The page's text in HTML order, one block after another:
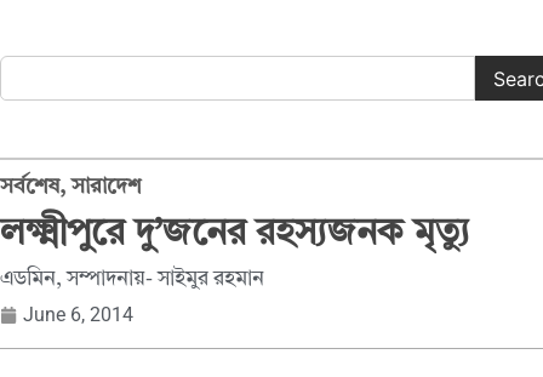
সর্বশেষ,সারাদেশ
লক্ষ্মীপুরে দু’জনের রহস্যজনক মৃত্যু
এডমিন, সম্পাদনায়- সাইমুর রহমান
June 6, 2014